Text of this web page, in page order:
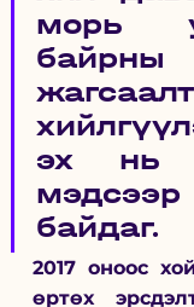
морь
эх нь
байдаг.
2017 оноос
өртөх